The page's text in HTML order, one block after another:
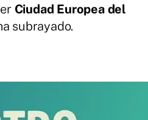
Ciudad Europea del
subrayado.